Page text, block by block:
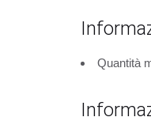
Quantità